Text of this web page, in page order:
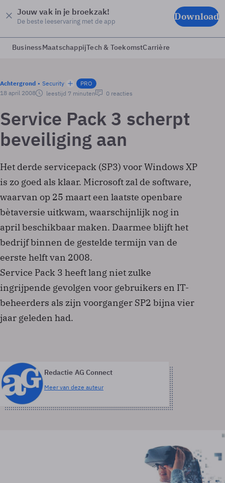
Jouw vak in je broekzak!
De beste leeservaring met de app Download
BusinessMaatschappijTech & ToekomstCarrière
Achtergrond Security
PRO
18 april 2008
leestijd 7 minuten 0 reacties
Service Pack 3 scherpt
beveiliging aan
Het derde servicepack (SP3) voor Windows XP
is zo goed als klaar. Microsoft zal de software,
waarvan op 25 maart een laatste openbare
bètaversie uitkwam, waarschijnlijk nog in
april beschikbaar maken. Daarmee blijft het
bedrijf binnen de gestelde termijn van de
eerste helft van 2008.
Service Pack 3 heeft lang niet zulke
ingrijpende gevolgen voor gebruikers en IT-
beheerders als zijn voorganger SP2 bijna vier
jaar geleden had.
Redactie AG Connect
Meer van deze auteur